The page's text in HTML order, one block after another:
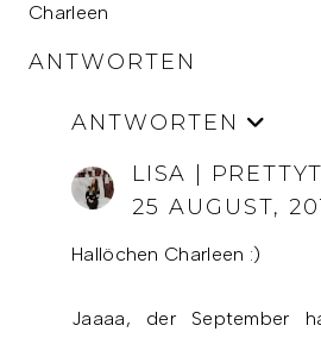
Charleen
ANTWORTEN
ANTWORTEN
LISA |
25 AUGUST,
Hallöchen Charleen :)
Jaaaa, der September